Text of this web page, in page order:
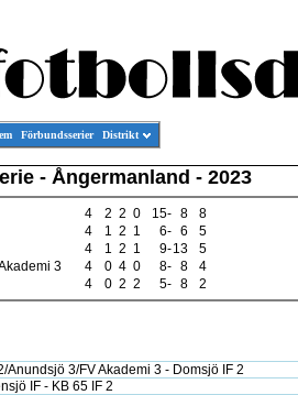
Förbundsserier Distrikt
- Ångermanland - 2023
4 2 2 0 15- 8
8
4 1 2 1 6- 6
5
4 1 2 1 9-13
5
3 4 0 4 0 8- 8
4
4 0 2 2 5- 8 2
Anundsjö 3/FV Akademi 3 - Domsjö IF 2
IF - KB 65 IF 2